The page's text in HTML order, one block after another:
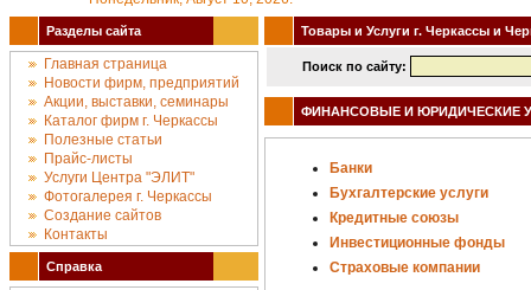
Разделы сайта
Главная страница
Новости фирм, предприятий
Акции, выставки, семинары
Каталог фирм г. Черкассы
Полезные статьи
Прайс-листы
Услуги Центра "ЭЛИТ"
Фотогалерея г. Черкассы
Создание сайтов
Контакты
Справка
Товары и Услуги г. Черкассы и
Поиск по сайту:
ФИНАНСОВЫЕ И ЮРИДИЧЕСКИЕ
Банки
Бухгалтерские услуги
Кредитные союзы
Инвестиционные фонды
Страховые компании